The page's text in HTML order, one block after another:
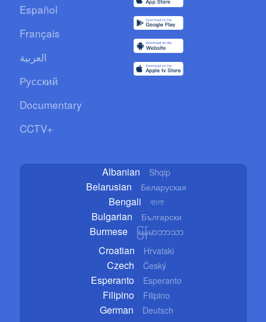
Español
Français
العربية
Русский
Documentary
CCTV+
Albanian Shqip
Belarusian Беларуская
Bengali বাংলা
Bulgarian Български
Burmese မြန်မာဘာသာ
Croatian Hrvatski
Czech Český
Esperanto Esperanto
Filipino Filipino
German Deutsch